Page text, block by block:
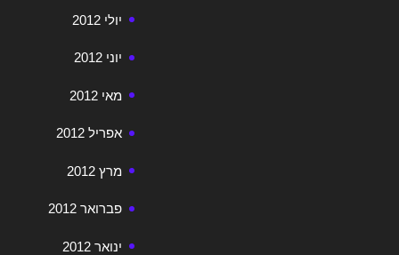
יולי 2012
יוני 2012
מאי 2012
אפריל 2012
מרץ 2012
פברואר 2012
ינואר 2012